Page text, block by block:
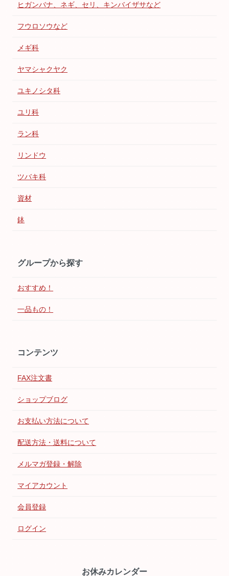
ヒガンバナ、ネギ、セリ、キンバイザサなど
フウロソウなど
メギ科
ヤマシャクヤク
ユキノシタ科
ユリ科
ラン科
リンドウ
ツバキ科
資材
鉢
グループから探す
おすすめ！
一品もの！
コンテンツ
FAX注文書
ショップブログ
お支払い方法について
配送方法・送料について
メルマガ登録・解除
マイアカウント
会員登録
ログイン
お休みカレンダー